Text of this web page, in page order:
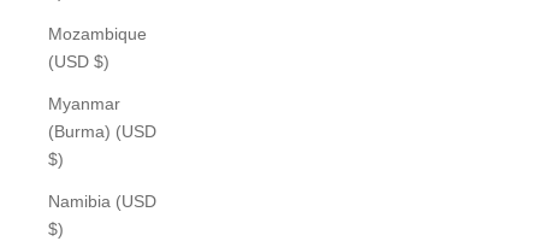
Mozambique
(USD $)
Myanmar
(Burma) (USD
$)
Namibia (USD
$)